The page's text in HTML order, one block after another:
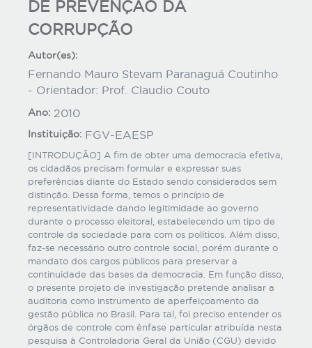
DE PREVENÇÃO DA
CORRUPÇÃO
Autor(es):
Fernando Mauro Stevam Paranaguá Coutinho
- Orientador: Prof. Claudio Couto
Ano: 2010
Instituição: FGV-EAESP
[INTRODUÇÃO] A fim de obter uma democracia efetiva,
os cidadãos precisam formular e expressar suas
preferências diante do Estado sendo considerados sem
distinção. Dessa forma, temos o princípio de
representatividade dando legitimidade ao governo
durante o processo eleitoral, estabelecendo um tipo de
controle da sociedade para com os políticos. Além disso,
faz-se necessário outro controle social, porém durante o
mandato dos cargos públicos para preservar a
continuidade das bases da democracia. Em função disso,
o presente projeto de investigação pretende analisar a
auditoria como instrumento de aperfeiçoamento da
gestão pública no Brasil. Para tal, foi preciso entender os
órgãos de controle com ênfase particular atribuída nesta
pesquisa à Controladoria Geral da União (CGU) devido